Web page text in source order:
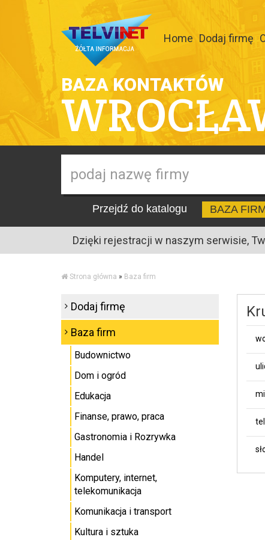
Home Dodaj firmę
BAZA KONTAKTÓW
Przejdź do katalogu BAZA
Dzięki rejestracji w naszym serwisie,
Strona główna » Baza firm
Dodaj firmę
Baza firm
Budownictwo
Dom i ogród
Edukacja
Finanse, prawo, praca
Gastronomia i Rozrywka
Handel
Komputery, internet,
telekomunikacja
Komunikacja i transport
Kultura i sztuka